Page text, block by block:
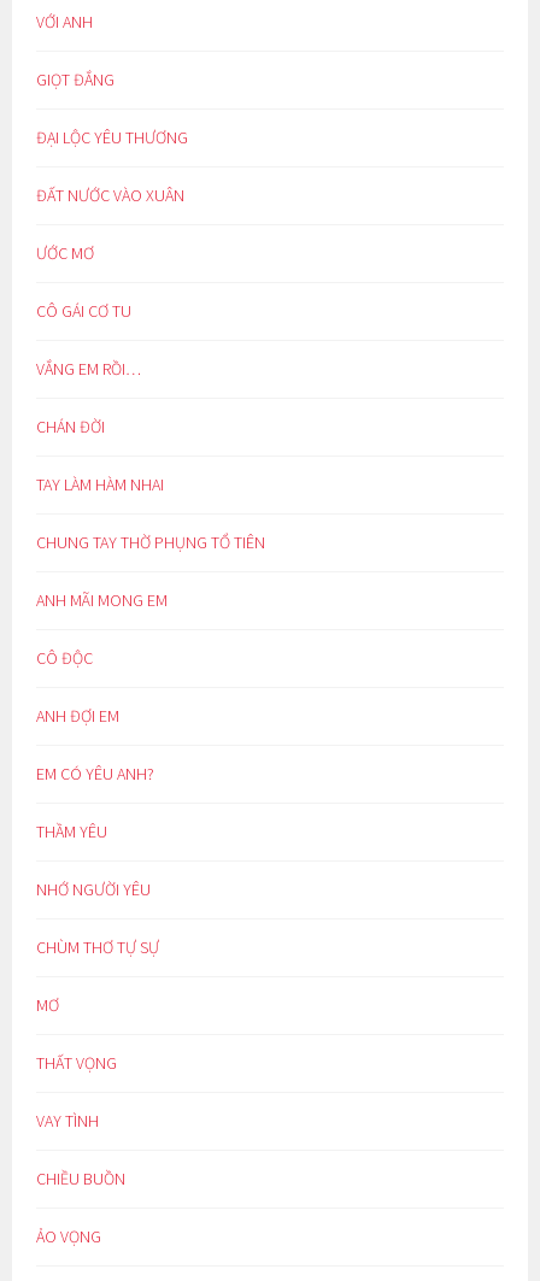
VỚI ANH
GIỌT ĐẮNG
ĐẠI LỘC YÊU THƯƠNG
ĐẤT NƯỚC VÀO XUÂN
ƯỚC MƠ
CÔ GÁI CƠ TU
VẮNG EM RỒI…
CHÁN ĐỜI
TAY LÀM HÀM NHAI
CHUNG TAY THỜ PHỤNG TỔ TIÊN
ANH MÃI MONG EM
CÔ ĐỘC
ANH ĐỢI EM
EM CÓ YÊU ANH?
THẦM YÊU
NHỚ NGƯỜI YÊU
CHÙM THƠ TỰ SỰ
MƠ
THẤT VỌNG
VAY TÌNH
CHIỀU BUỒN
ẢO VỌNG